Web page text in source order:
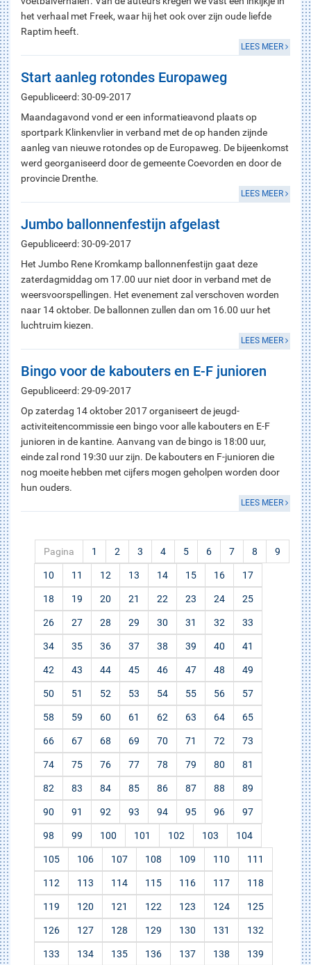
het verhaal met Freek, waar hij het ook over zijn oude liefde
Raptim heeft.
LEES MEER
Start aanleg rotondes Europaweg
Gepubliceerd: 30-09-2017
Maandagavond vond er een informatieavond plaats op
sportpark Klinkenvlier in verband met de op handen zijnde
aanleg van nieuwe rotondes op de Europaweg. De bijeenkomst
werd georganiseerd door de gemeente Coevorden en door de
provincie Drenthe.
LEES MEER
Jumbo ballonnenfestijn afgelast
Gepubliceerd: 30-09-2017
Het Jumbo Rene Kromkamp ballonnenfestijn gaat deze
zaterdagmiddag om 17.00 uur niet door in verband met de
weersvoorspellingen. Het evenement zal verschoven worden
naar 14 oktober. De ballonnen zullen dan om 16.00 uur het
luchtruim kiezen.
LEES MEER
Bingo voor de kabouters en E-F junioren
Gepubliceerd: 29-09-2017
Op zaterdag 14 oktober 2017 organiseert de jeugd-
activiteitencommissie een bingo voor alle kabouters en E-F
junioren in de kantine. Aanvang van de bingo is 18:00 uur,
einde zal rond 19:30 uur zijn. De kabouters en F-junioren die
nog moeite hebben met cijfers mogen geholpen worden door
hun ouders.
LEES MEER
Pagina 1 2 3 4 5 6 7 8 9
10 11 12 13 14 15 16 17
18 19 20 21 22 23 24 25
26 27 28 29 30 31 32 33
34 35 36 37 38 39 40 41
42 43 44 45 46 47 48 49
50 51 52 53 54 55 56 57
58 59 60 61 62 63 64 65
66 67 68 69 70 71 72 73
74 75 76 77 78 79 80 81
82 83 84 85 86 87 88 89
90 91 92 93 94 95 96 97
98 99 100 101 102 103 104
105 106 107 108 109 110 111
112 113 114 115 116 117 118
119 120 121 122 123 124 125
126 127 128 129 130 131 132
133 134 135 136 137 138 139